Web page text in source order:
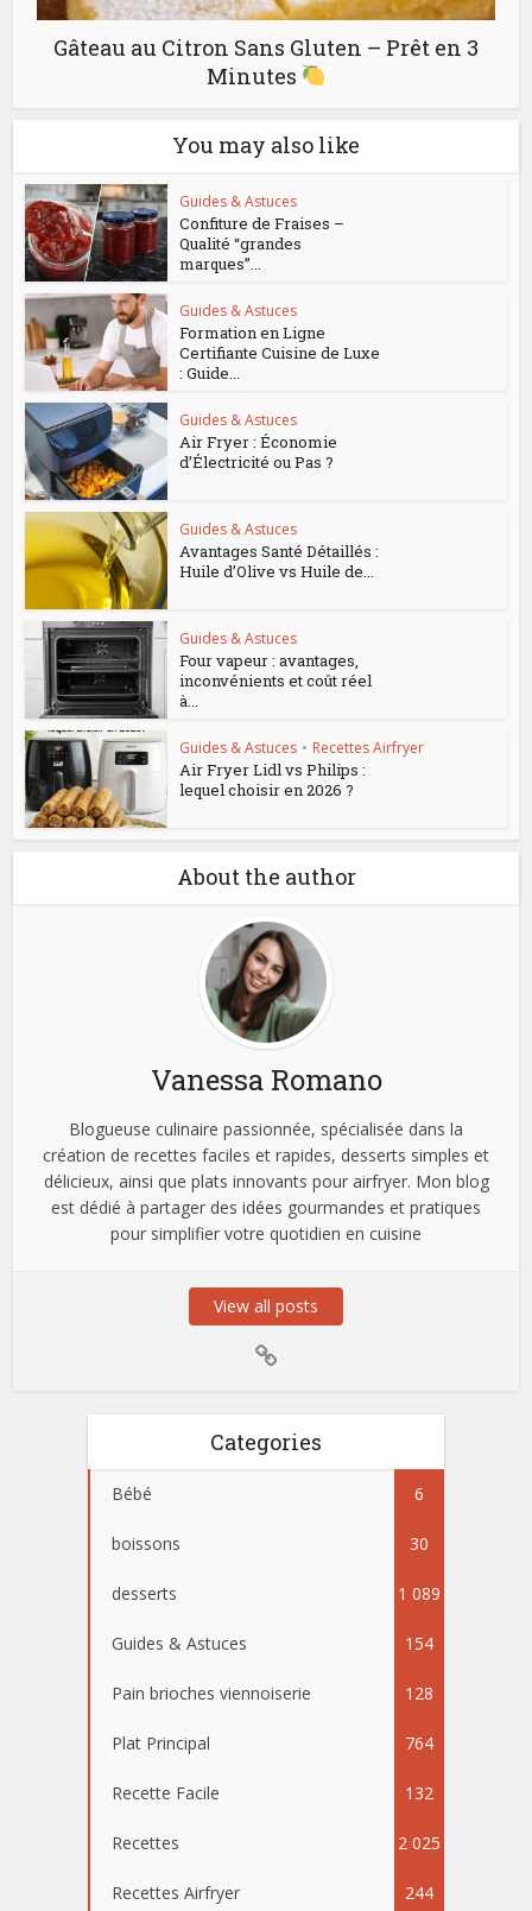
Gâteau au Citron Sans Gluten – Prêt en 3
Minutes
You may also like
Guides & Astuces
Confiture de Fraises –
Qualité “grandes
marques”...
Guides & Astuces
Formation en Ligne
Certifiante Cuisine de Luxe
: Guide...
Guides & Astuces
Air Fryer : Économie
d’Électricité ou Pas ?
Guides & Astuces
Avantages Santé Détaillés :
Huile d’Olive vs Huile de...
Guides & Astuces
Four vapeur : avantages,
inconvénients et coût réel
à...
Guides & Astuces • Recettes Airfryer
Air Fryer Lidl vs Philips :
lequel choisir en 2026 ?
About the author
Vanessa Romano
Blogueuse culinaire passionnée, spécialisée dans la
création de recettes faciles et rapides, desserts simples et
délicieux, ainsi que plats innovants pour airfryer. Mon blog
est dédié à partager des idées gourmandes et pratiques
pour simplifier votre quotidien en cuisine
View all posts
Categories
Bébé 6
boissons 30
desserts 1 089
Guides & Astuces 154
Pain brioches viennoiserie 128
Plat Principal 764
Recette Facile 132
Recettes 2 025
Recettes Airfryer 244